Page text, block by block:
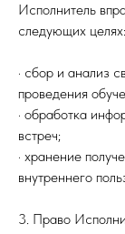
Исполнитель
следующих целях:
· сбор и анализ
проведения
· обработка
встреч;
· хранение
внутреннего
3. Право